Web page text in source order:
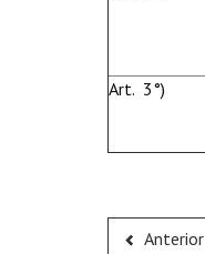
Art. 3°)
Anterior